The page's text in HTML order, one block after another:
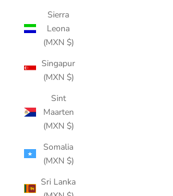
Sierra
Leona
(MXN $)
Singapur
(MXN $)
Sint
Maarten
(MXN $)
Somalia
(MXN $)
Sri Lanka